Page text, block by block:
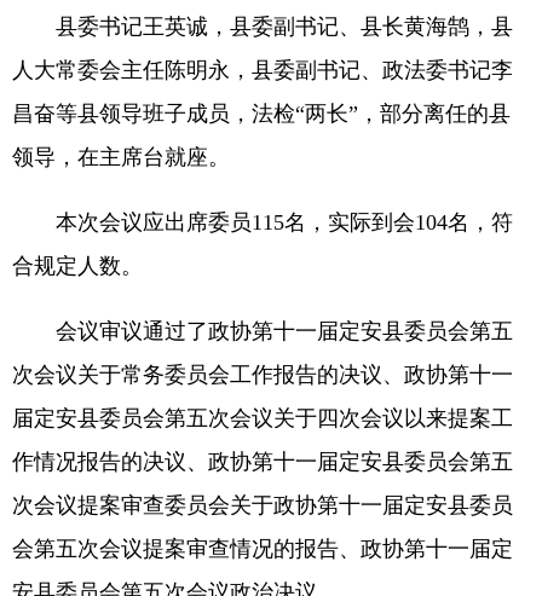
县委书记王英诚，县委副书记、县长黄海鹄，县
人大常委会主任陈明永，县委副书记、政法委书记李
昌奋等县领导班子成员，法检“两长”，部分离任的县
领导，在主席台就座。
本次会议应出席委员115名，实际到会104名，符
合规定人数。
会议审议通过了政协第十一届定安县委员会第五
次会议关于常务委员会工作报告的决议、政协第十一
届定安县委员会第五次会议关于四次会议以来提案工
作情况报告的决议、政协第十一届定安县委员会第五
次会议提案审查委员会关于政协第十一届定安县委员
会第五次会议提案审查情况的报告、政协第十一届定